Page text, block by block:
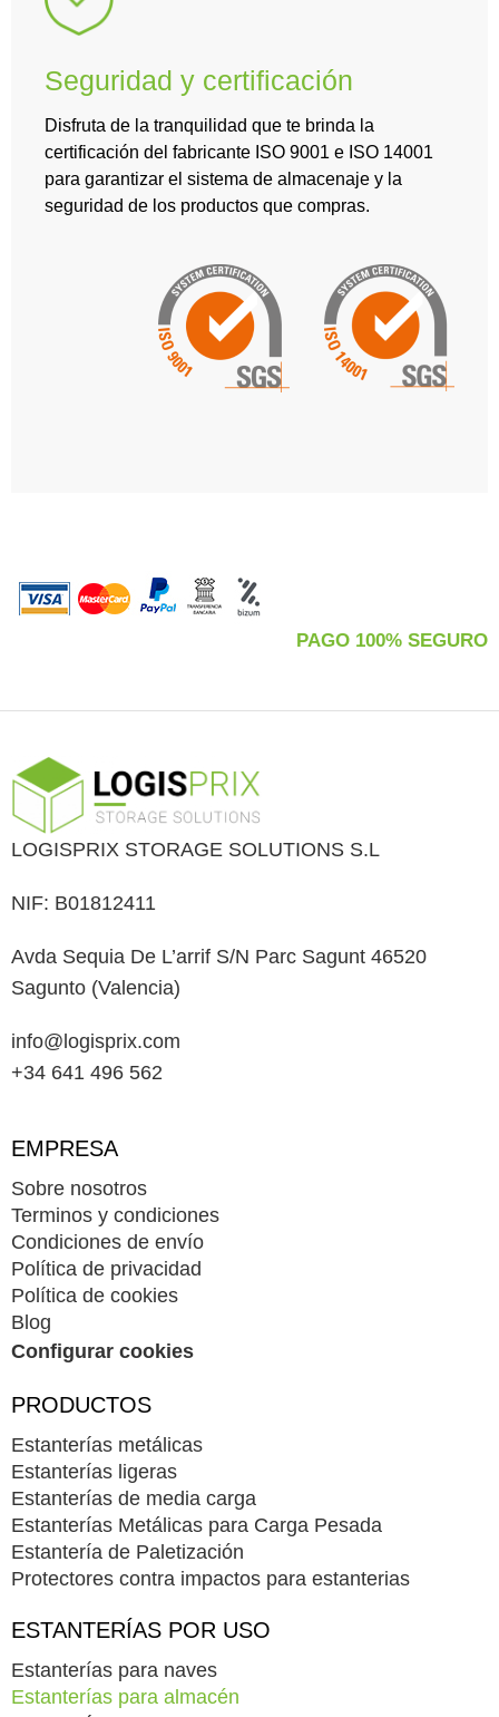
Seguridad y certificación
Disfruta de la tranquilidad que te brinda la
certificación del fabricante ISO 9001 e ISO 14001
para garantizar el sistema de almacenaje y la
seguridad de los productos que compras.
PAGO 100% SEGURO
LOGISPRIX STORAGE SOLUTIONS S.L
NIF: B01812411
Avda Sequia De L’arrif S/N Parc Sagunt 46520
Sagunto (Valencia)
info@logisprix.com
+34 641 496 562
EMPRESA
Sobre nosotros
Terminos y condiciones
Condiciones de envío
Política de privacidad
Política de cookies
Blog
Configurar cookies
PRODUCTOS
Estanterías metálicas
Estanterías ligeras
Estanterías de media carga
Estanterías Metálicas para Carga Pesada
Estantería de Paletización
Protectores contra impactos para estanterias
ESTANTERÍAS POR USO
Estanterías para naves
Estanterías para almacén